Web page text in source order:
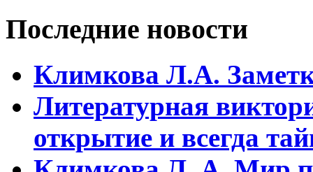
Последние новости
Климкова Л.А.
Литературная
открытие и всегда